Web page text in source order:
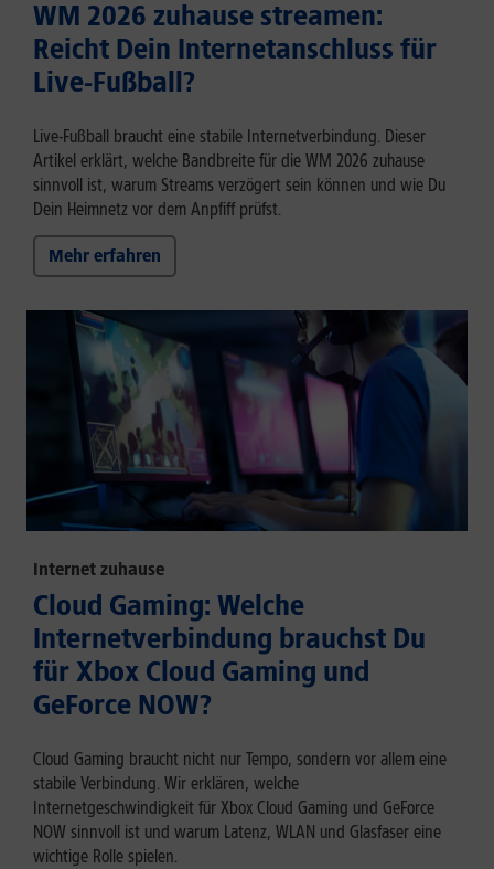
WM 2026 zuhause streamen:
Reicht Dein Internetanschluss für
Live-Fußball?
Live-Fußball braucht eine stabile Internetverbindung. Dieser
Artikel erklärt, welche Bandbreite für die WM 2026 zuhause
sinnvoll ist, warum Streams verzögert sein können und wie Du
Dein Heimnetz vor dem Anpfiff prüfst.
Mehr erfahren
Internet zuhause
Cloud Gaming: Welche
Internetverbindung brauchst Du
für Xbox Cloud Gaming und
GeForce NOW?
Cloud Gaming braucht nicht nur Tempo, sondern vor allem eine
stabile Verbindung. Wir erklären, welche
Internetgeschwindigkeit für Xbox Cloud Gaming und GeForce
NOW sinnvoll ist und warum Latenz, WLAN und Glasfaser eine
wichtige Rolle spielen.